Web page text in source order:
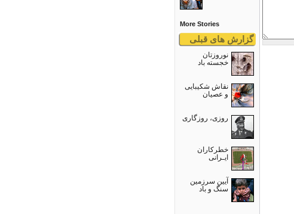
More Stories
گزارش های قبلی
نوروزتان
خجسته باد
نقاش شکیبایی
و عصيان
روزی، روزگاری
خطرکاران
ایـرانی
آیین سرزمین
سنگ و باد